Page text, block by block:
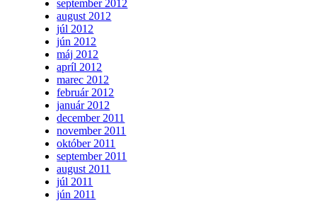
september 2012
august 2012
júl 2012
jún 2012
máj 2012
apríl 2012
marec 2012
február 2012
január 2012
december 2011
november 2011
október 2011
september 2011
august 2011
júl 2011
jún 2011